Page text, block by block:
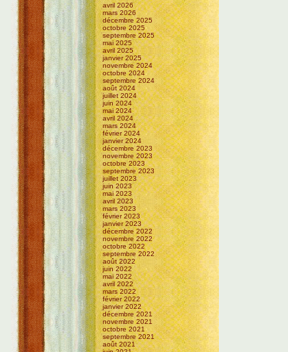
avril 2026
mars 2026
décembre 2025
octobre 2025
septembre 2025
mai 2025
avril 2025
janvier 2025
novembre 2024
octobre 2024
septembre 2024
août 2024
juillet 2024
juin 2024
mai 2024
avril 2024
mars 2024
février 2024
janvier 2024
décembre 2023
novembre 2023
octobre 2023
septembre 2023
juillet 2023
juin 2023
mai 2023
avril 2023
mars 2023
février 2023
janvier 2023
décembre 2022
novembre 2022
octobre 2022
septembre 2022
août 2022
juin 2022
mai 2022
avril 2022
mars 2022
février 2022
janvier 2022
décembre 2021
novembre 2021
octobre 2021
septembre 2021
août 2021